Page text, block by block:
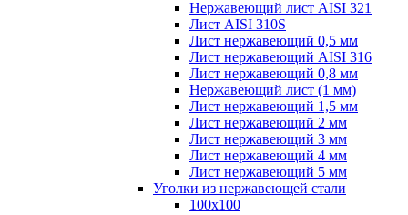
Нержавеющий лист AISI 321
Лист AISI 310S
Лист нержавеющий 0,5 мм
Лист нержавеющий AISI 316
Лист нержавеющий 0,8 мм
Нержавеющий лист (1 мм)
Лист нержавеющий 1,5 мм
Лист нержавеющий 2 мм
Лист нержавеющий 3 мм
Лист нержавеющий 4 мм
Лист нержавеющий 5 мм
Уголки из нержавеющей стали
100х100